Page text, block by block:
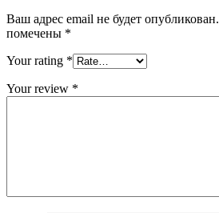
Ваш адрес email не будет опубликован.
помечены *
Your rating *
Your review *